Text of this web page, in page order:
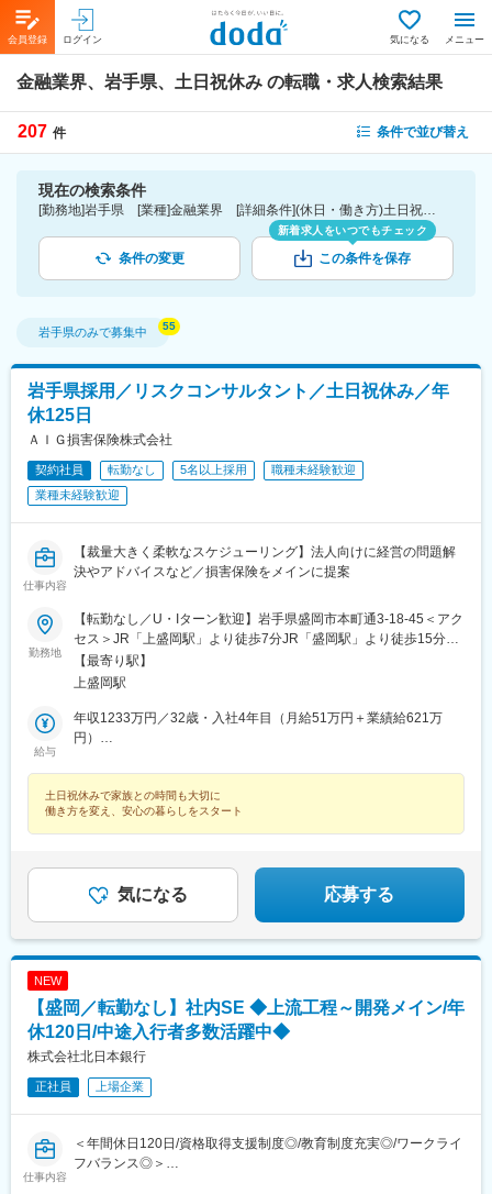
会員登録 ログイン 気になる メニュー
金融業界、岩手県、土日祝休み の転職・求人検索結果
207 件 条件で並び替え
現在の検索条件
[勤務地]岩手県 [業種]金融業界 [詳細条件](休日・働き方)土日祝休み
条件の変更
新着求人をいつでもチェック
この条件を保存
岩手県のみで募集中
岩手県採用／リスクコンサルタント／土日祝休み／年
休125日
ＡＩＧ損害保険株式会社
契約社員 転勤なし 5名以上採用
職種未経験歓迎
業種未経験歓迎
仕事内容
【裁量大きく柔軟なスケジューリング】法人向けに経営の問題解
決やアドバイスなど／損害保険をメインに提案
勤務地
【転勤なし／U・Iターン歓迎】岩手県盛岡市本町通3-18-45＜アク
セス＞JR「上盛岡駅」より徒歩7分JR「盛岡駅」より徒歩15分★
受動喫煙対策：敷地内喫煙可能場所あり（勤務先に応じて変動の
可能性あり）
【最寄り駅】
上盛岡駅
給与
年収1233万円／32歳・入社4年目（月給51万円＋業績給621万
円）
土日祝休みで家族との時間も大切に
働き方を変え、安心の暮らしをスタート
気になる 応募する
NEW
【盛岡／転勤なし】社内SE ◆上流工程～開発メイン/年
休120日/中途入行者多数活躍中◆
株式会社北日本銀行
正社員 上場企業
仕事内容
＜年間休日120日/資格取得支援制度◎/教育制度充実◎/ワークライ
フバランス◎＞